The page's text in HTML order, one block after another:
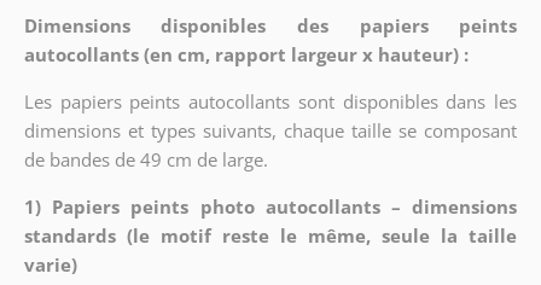
Dimensions disponibles des papiers peints
autocollants (en cm, rapport largeur x hauteur) :
Les papiers peints autocollants sont disponibles dans les
dimensions et types suivants, chaque taille se composant
de bandes de 49 cm de large.
1) Papiers peints photo autocollants – dimensions
standards (le motif reste le même, seule la taille
varie)